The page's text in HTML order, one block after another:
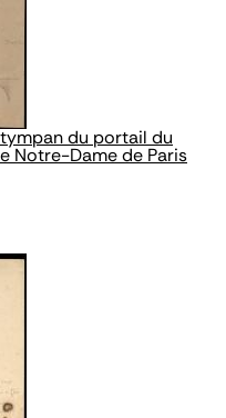
du portail du
Notre-Dame de Paris